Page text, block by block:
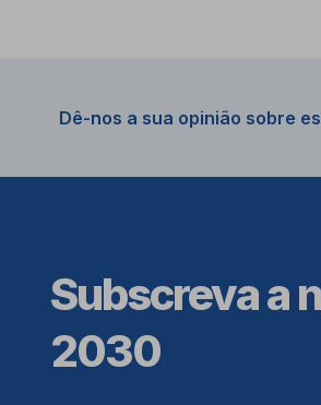
Dê-nos a sua opinião sobre
Subscreva a
2030